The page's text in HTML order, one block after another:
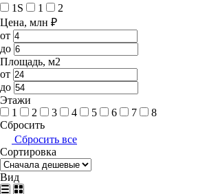
1S
1
2
Цена, млн ₽
от
до
Площадь, м2
от
до
Этажи
1
2 3 4 5 6 7
8
Сбросить
Сбросить все
Сортировка
Вид